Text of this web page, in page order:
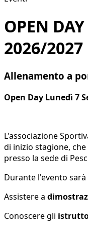
OPEN
2026/2027
Allenamento a
Open Day Lunedì 7
L'associazione
di inizio stagione,
presso la sede di
Durante l'evento sarà
Assistere a
Conoscere gli